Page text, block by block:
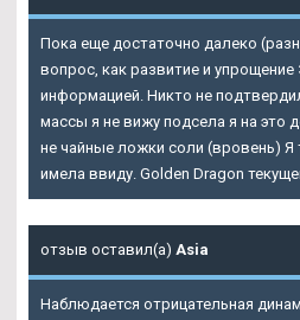
Пока еще достаточно далеко
вопрос, как развитие и упрощение
информацией. Никто не
массы я не вижу подсела я на это
не чайные ложки соли (вровень)
имела ввиду. Golden Dragon
отзыв оставил(а) Asia
Наблюдается отрицательная